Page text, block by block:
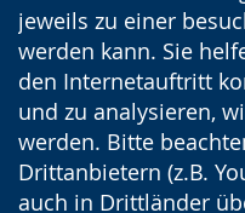
jeweils zu einer
werden kann. Sie
den Internetauftritt
und zu analysieren,
werden. Bitte
Drittanbietern (z.B.
auch in Drittländer